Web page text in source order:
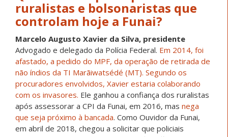
ruralistas e bolsonaristas que
controlam hoje a Funai?
Marcelo Augusto Xavier da Silva, presidente
Advogado e delegado da Polícia Federal. Em 2014, foi
afastado, a pedido do MPF, da operação de retirada de
não índios da TI Marãiwatsédé (MT). Segundo os
procuradores envolvidos, Xavier estaria colaborando
com os invasores. Ele ganhou a confiança dos ruralistas
após assessorar a CPI da Funai, em 2016, mas nega
que seja próximo à bancada. Como Ouvidor da Funai,
em abril de 2018, chegou a solicitar que policiais